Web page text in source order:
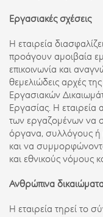
Εργασιακές σχέσεις
Η εταιρεία
προάγουν αμοιβαία
επικοινωνία και
θεμελιώδεις αρχές
Εργασιακών
Εργασίας. Η εταιρεία
των εργαζομένων να
όργανα, συλλόγους ή
και να
και εθνικούς νόμους
Ανθρώπινα
Η εταιρεία τηρεί το